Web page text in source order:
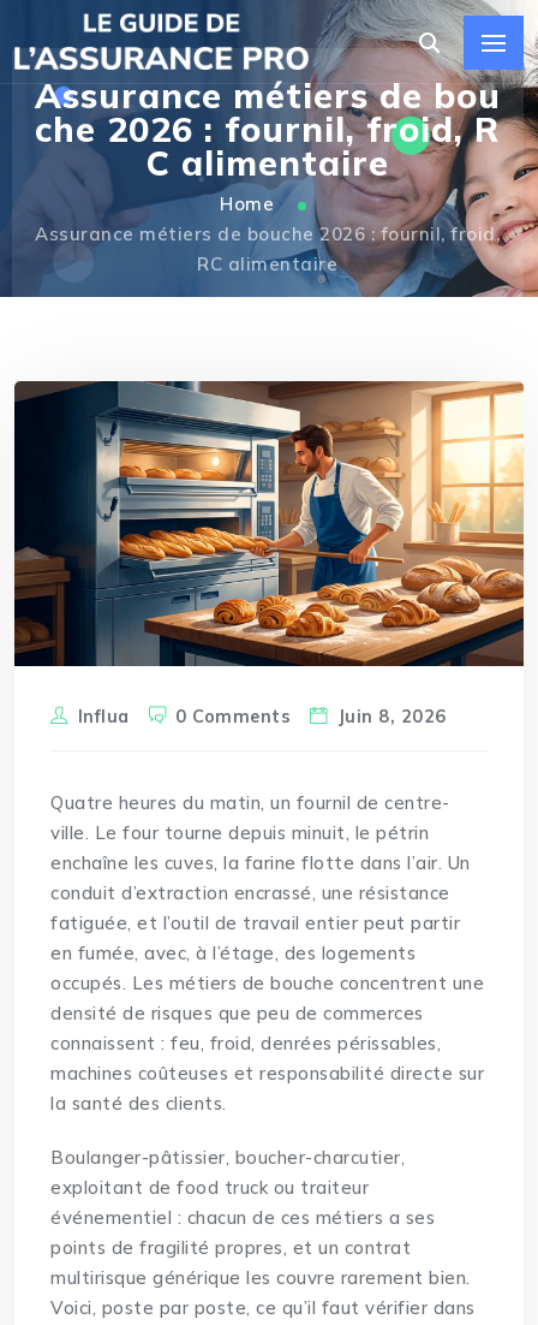
Assurance métiers de bou
che 2026 : fournil, froid, R
C alimentaire
Home
Assurance métiers de bouche 2026 : fournil, froid,
RC alimentaire
Influa 0 Comments Juin 8, 2026
Quatre heures du matin, un fournil de centre-
ville. Le four tourne depuis minuit, le pétrin
enchaîne les cuves, la farine flotte dans l’air. Un
conduit d’extraction encrassé, une résistance
fatiguée, et l’outil de travail entier peut partir
en fumée, avec, à l’étage, des logements
occupés. Les métiers de bouche concentrent une
densité de risques que peu de commerces
connaissent : feu, froid, denrées périssables,
machines coûteuses et responsabilité directe sur
la santé des clients.
Boulanger-pâtissier, boucher-charcutier,
exploitant de food truck ou traiteur
événementiel : chacun de ces métiers a ses
points de fragilité propres, et un contrat
multirisque générique les couvre rarement bien.
Voici, poste par poste, ce qu’il faut vérifier dans